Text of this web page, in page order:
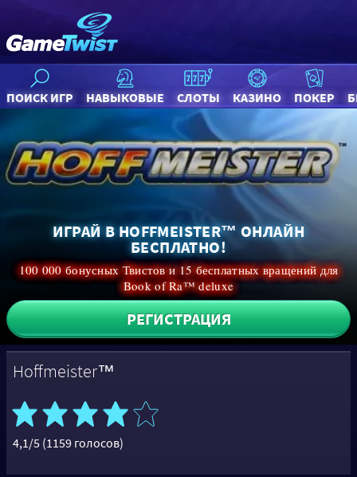
ПОИСК ИГР НАВЫКОВЫЕ СЛОТЫ КАЗИНО ПОКЕР
ИГРАЙ В HOFFMEISTER™ ОНЛАЙН
БЕСПЛАТНО!
100 000 бонусных Твистов и 15 бесплатных вращений для
Book of Ra™ deluxe
РЕГИСТРАЦИЯ
Hoffmeister™
4,1/5 (1159 голосов)